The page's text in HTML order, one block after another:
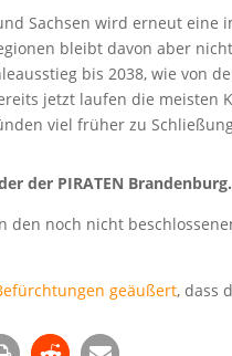
Sachsen wird erneut eine
bleibt davon aber
bis 2038, wie von
jetzt laufen die meisten
viel früher zu
der PIRATEN Brandenburg.
den noch nicht
geäußert, dass